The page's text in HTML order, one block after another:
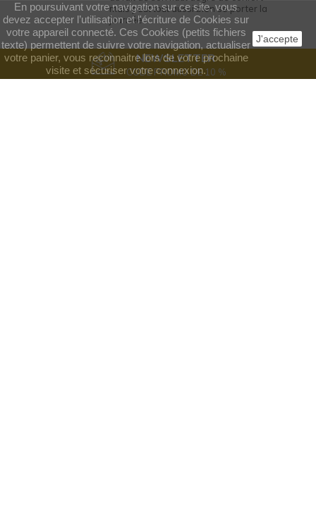
NEWSLETTER
CODE PROMO DE 10 %
En poursuivant votre navigation sur ce site, vous
devez accepter l’utilisation et l'écriture de Cookies sur
votre appareil connecté. Ces Cookies (petits fichiers
texte) permettent de suivre votre navigation, actualiser
votre panier, vous reconnaitre lors de votre prochaine
visite et sécuriser votre connexion.
J'accepte